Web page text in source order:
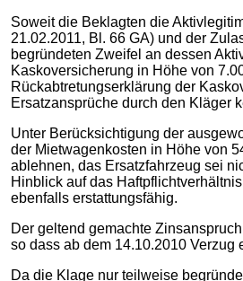
Soweit die Beklagten die
21.02.2011, Bl. 66 GA) und der
begründeten Zweifel an dessen
Kaskoversicherung in Höhe von
Rückabtretungserklärung der
Ersatzansprüche durch den Kläger
Unter Berücksichtigung der
der Mietwagenkosten in Höhe von
ablehnen, das Ersatzfahrzeug sei
Hinblick auf das
ebenfalls erstattungsfähig.
Der geltend gemachte
so dass ab dem 14.10.2010 Verzug
Da die Klage nur teilweise